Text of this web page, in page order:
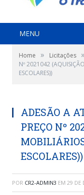
MENU
Home » Licitações »
Nº 2021042
ESCOLARES))
ADESÃO A
PREÇO Nº
ESCOLARES))
POR CR2-ADMIN3 EM 29 DE